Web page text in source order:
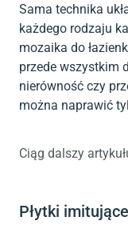
Sama technika
każdego rodzaju
mozaika do
przede wszystkim
nierówność czy
można naprawić
Ciąg dalszy
Płytki